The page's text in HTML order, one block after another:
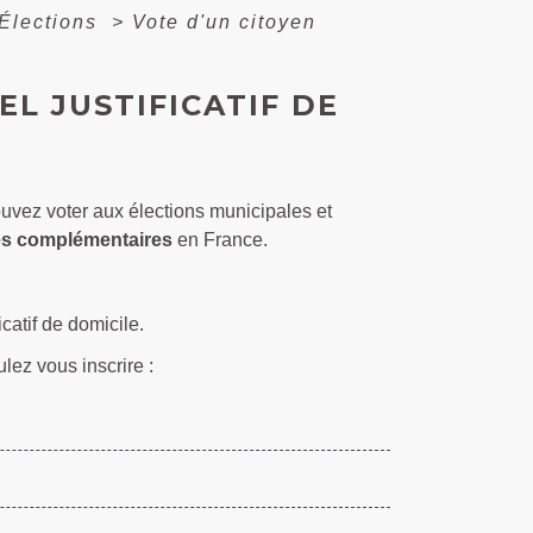
> Vote d'un citoyen
JUSTIFICATIF DE
voter aux élections municipales et
complémentairesen France.
de domicile.
vous inscrire :